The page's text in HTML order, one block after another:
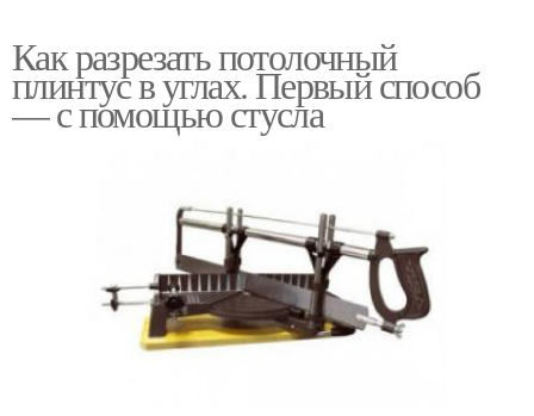
Как разрезать потолочный
плинтус в углах. Первый способ
— с помощью стусла